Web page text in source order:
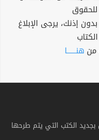
إذنك، يرجى الإبلاغ
من هنــــــا
بجديد الكتب التي يتم طرحها